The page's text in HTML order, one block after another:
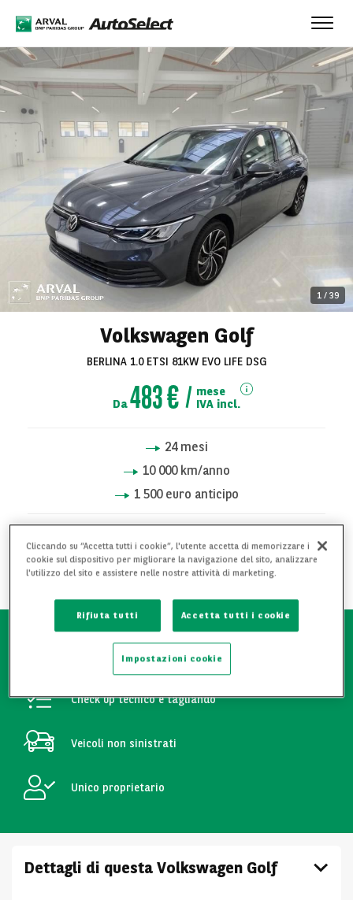
1 / 39
Volkswagen Golf
BERLINA 1.0 ETSI 81KW EVO LIFE DSG
Da483 €
mese
IVA incl.
24mesi
10 000km/anno
1 500 euro anticipo
RICHIEDI INFORMAZIONI
AGGIUNGI AI PREFERITI
Attestato manutentivo
Check up tecnico e tagliando
Veicoli non sinistrati
Unico proprietario
Dettagli di questa Volkswagen Golf
Cliccando su “Accetta tutti i cookie”, l'utente accetta di memorizzare i
cookie sul dispositivo per migliorare la navigazione del sito, analizzare
l'utilizzo del sito e assistere nelle nostre attività di marketing.
Rifiuta tutti Accetta tutti i cookie
Impostazioni cookie